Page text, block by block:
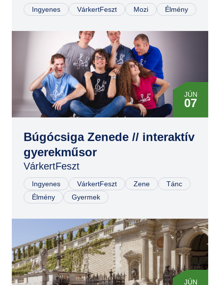
Ingyenes VárkertFeszt Mozi Élmény
JÚN
07
Búgócsiga Zenede // interaktív
gyerekműsor
VárkertFeszt
Ingyenes VárkertFeszt Zene
Tánc
Élmény
Gyermek
JÚN